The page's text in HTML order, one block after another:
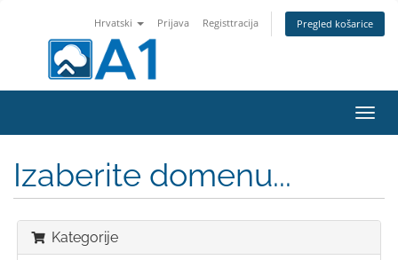
Hrvatski Prijava Registtracija Pregled košarice
Izaberite domenu...
Kategorije